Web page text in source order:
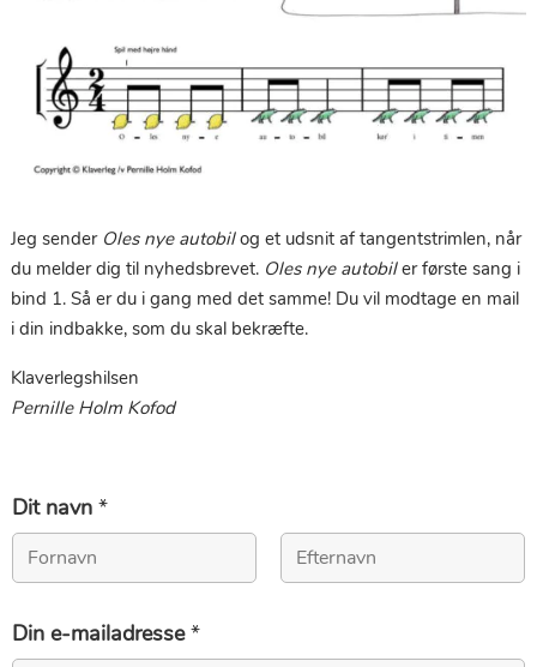
Jeg sender Oles nye autobilog et udsnit af tangentstrimlen, når
du melder dig til nyhedsbrevet. Oles nye autobiler første sang i
bind 1. Så er du i gang med det samme! Du vil modtage en mail
i din indbakke, som du skal bekræfte.
Klaverlegshilsen
Pernille Holm Kofod
Dit navn *
Din e-mailadresse*